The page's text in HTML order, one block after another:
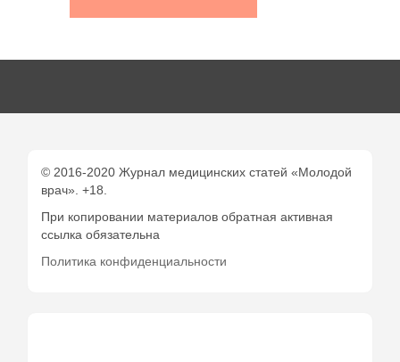
© 2016-2020 Журнал медицинских статей «Молодой
врач». +18.
При копировании материалов обратная активная
ссылка обязательна
Политика конфиденциальности